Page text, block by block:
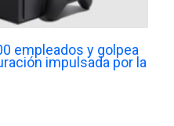
empleados y golpea
impulsada por la